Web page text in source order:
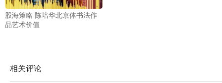
股海策略 陈培华北京体书法作
品艺术价值
相关评论